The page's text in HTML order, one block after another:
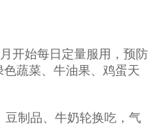
开始每日定量服用，预防
蔬菜、牛油果、鸡蛋天
豆制品、牛奶轮换吃，气